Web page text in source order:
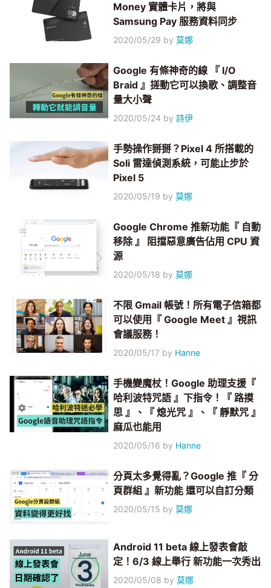
Money 實體卡片，將與
Samsung Pay 服務資料同步
2020/05/29 by莫娜
Google 有條神奇的線 『 I/O
Braid 』搓動它可以換歌、調整音
量大小聲
2020/05/24 by詩伊
手勢操作掰掰？Pixel 4 所搭載的
Soli 雷達偵測系統，可能止步於
Pixel 5
2020/05/19 by莫娜
Google Chrome 推新功能『 自動
移除 』 阻擋惡意廣告佔用 CPU 資
源
2020/05/18 by莫娜
不限 Gmail 帳號！所有電子信箱都
可以使用『 Google Meet 』視訊
會議服務！
2020/05/17 by Hanne
手機變魔杖！Google 助理支援『
哈利波特咒語 』下指令！『 路摸
思 』、『 熄光咒 』、『 靜默咒 』
麻瓜也能用
2020/05/16 by Hanne
分頁太多覺得亂？Google 推『 分
頁群組 』新功能 還可以自訂分類
2020/05/15 by莫娜
Android 11 beta 線上發表會敲
定！6/3 線上舉行 新功能一次秀出
2020/05/08 by莫娜